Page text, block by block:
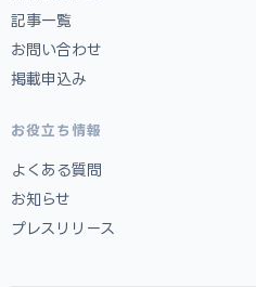
記事一覧
お問い合わせ
掲載申込み
お役立ち情報
よくある質問
お知らせ
プレスリリース